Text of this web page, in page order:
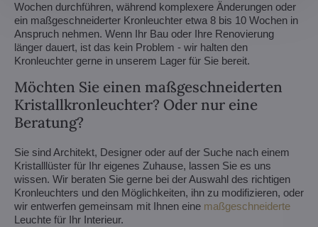
Wochen durchführen, während komplexere Änderungen oder
ein maßgeschneiderter Kronleuchter etwa 8 bis 10 Wochen in
Anspruch nehmen. Wenn Ihr Bau oder Ihre Renovierung
länger dauert, ist das kein Problem - wir halten den
Kronleuchter gerne in unserem Lager für Sie bereit.
Möchten Sie einen maßgeschneiderten
Kristallkronleuchter? Oder nur eine
Beratung?
Sie sind Architekt, Designer oder auf der Suche nach einem
Kristalllüster für Ihr eigenes Zuhause, lassen Sie es uns
wissen. Wir beraten Sie gerne bei der Auswahl des richtigen
Kronleuchters und den Möglichkeiten, ihn zu modifizieren, oder
wir entwerfen gemeinsam mit Ihnen eine maßgeschneiderte
Leuchte für Ihr Interieur.